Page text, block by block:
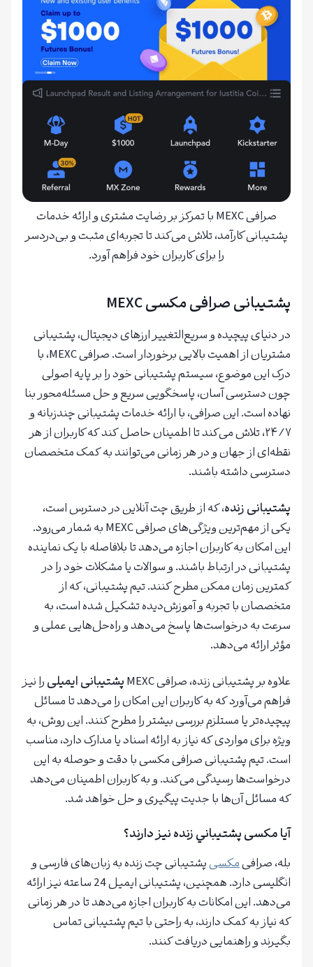
صرافی MEXC با تمرکز بر رضایت مشتری و ارائه خدمات
پشتیبانی کارآمد، تلاش می‌کند تا تجربه‌ای مثبت و بی‌دردسر
را برای کاربران خود فراهم آورد.
پشتیبانی صرافی مکسی MEXC
در دنیای پیچیده و سریع‌التغییر ارزهای دیجیتال، پشتیبانی
مشتریان از اهمیت بالایی برخوردار است. صرافی MEXC، با
درک این موضوع، سیستم پشتیبانی خود را بر پایه اصولی
چون دسترسی آسان، پاسخگویی سریع و حل مسئله‌محور بنا
نهاده است. این صرافی، با ارائه خدمات پشتیبانی چندزبانه و
۲۴/۷، تلاش می‌کند تا اطمینان حاصل کند که کاربران از هر
نقطه‌ای از جهان و در هر زمانی می‌توانند به کمک متخصصان
دسترسی داشته باشند.
پشتیبانی زنده، که از طریق چت آنلاین در دسترس است،
یکی از مهم‌ترین ویژگی‌های صرافی MEXC به شمار می‌رود.
این امکان به کاربران اجازه می‌دهد تا بلافاصله با یک نماینده
پشتیبانی در ارتباط باشند. و سوالات یا مشکلات خود را در
کمترین زمان ممکن مطرح کنند. تیم پشتیبانی، که از
متخصصان با تجربه و آموزش‌دیده تشکیل شده است، به
سرعت به درخواست‌ها پاسخ می‌دهد و راه‌حل‌هایی عملی و
مؤثر ارائه می‌دهد.
علاوه بر پشتیبانی زنده، صرافی MEXC
پشتیبانی ایمیلیرا نیز
فراهم می‌آورد که به کاربران این امکان را می‌دهد تا مسائل
پیچیده‌تر یا مستلزم بررسی بیشتر را مطرح کنند. این روش، به
ویژه برای مواردی که نیاز به ارائه اسناد یا مدارک دارد، مناسب
است. تیم پشتیبانی صرافی مکسی با دقت و حوصله به این
درخواست‌ها رسیدگی می‌کند. و به کاربران اطمینان می‌دهد
که مسائل آن‌ها با جدیت پیگیری و حل خواهد شد.
آیا مکسی پشتيباني زنده نيز دارند؟
بله، صرافیمکسیپشتیبانی چت زنده به زبان‌های فارسی و
انگلیسی دارد. همچنین، پشتیبانی ایمیل 24 ساعته نیز ارائه
می‌دهد. این امکانات به کاربران اجازه می‌دهد تا در هر زمانی
که نیاز به کمک دارند، به راحتی با تیم پشتیبانی تماس
بگیرند و راهنمایی دریافت کنند.